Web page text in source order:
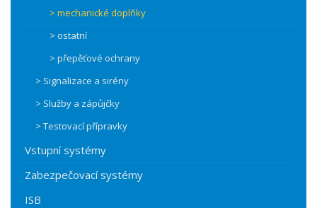
> mechanické doplňky
> ostatní
> přepěťové ochrany
> Signalizace a sirény
> Služby a zápůjčky
> Testovací přípravky
Vstupní systémy
Zabezpečovací systémy
ISB